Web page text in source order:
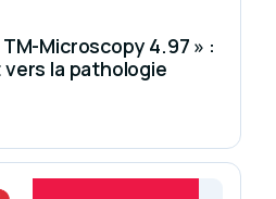
Microscopy 4.97 » :
vers la pathologie